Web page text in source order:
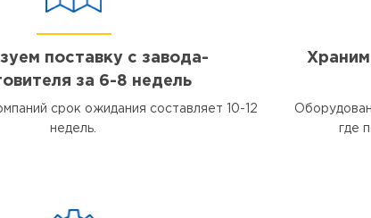
поставку с завода-
за 6-8 недель
срок ожидания составляет 10-12
недель.
где